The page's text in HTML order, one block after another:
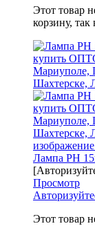
Этот товар
корзину,
Лампа РН
Просмотр
Этот товар